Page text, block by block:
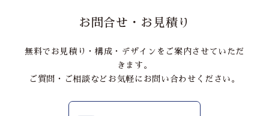
お問合せ・お見積り
無料でお見積り・構成・デザインをご案内させていただ
きます。
ご質問・ご相談などお気軽にお問い合わせください。